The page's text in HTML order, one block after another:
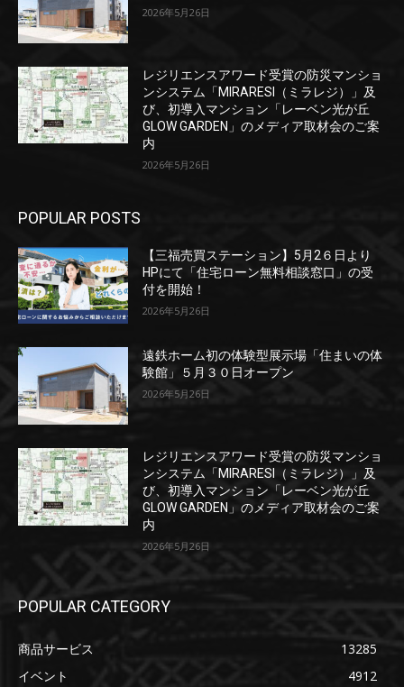
2026年5月26日
レジリエンスアワード受賞の防災マンショ
ンシステム「MIRARESI（ミラレジ）」及
び、初導入マンション「レーベン光が丘
GLOW GARDEN」のメディア取材会のご案
内
2026年5月26日
POPULAR POSTS
【三福売買ステーション】5月2６日より
HPにて「住宅ローン無料相談窓口」の受
付を開始！
2026年5月26日
遠鉄ホーム初の体験型展示場「住まいの体
験館」５月３０日オープン
2026年5月26日
レジリエンスアワード受賞の防災マンショ
ンシステム「MIRARESI（ミラレジ）」及
び、初導入マンション「レーベン光が丘
GLOW GARDEN」のメディア取材会のご案
内
2026年5月26日
POPULAR CATEGORY
商品サービス
13285
イベント
4912